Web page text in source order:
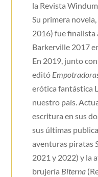
la Revista
Su primera novela,
2016) fue finalista
Barkerville 2017
En 2019, junto
editó
erótica fantástica
nuestro país.
escritura en sus
sus últimas
aventuras piratas
2021 y 2022) y la
brujería Biterna